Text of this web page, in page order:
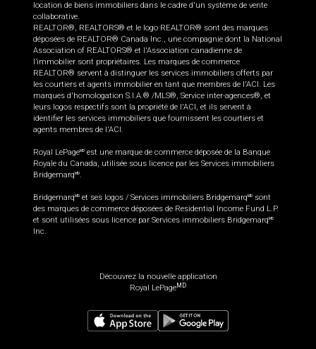
location de biens immobiliers dans le cadre d'un système de vente
collaborative.
REALTOR®, REALTORS® et le logo REALTOR® sont des marques
déposées de REALTOR® Canada Inc., une compagnie dont la National
Association of REALTORS® et l'Association canadienne de
l’immobilier sont propriétaires. Les marques de commerce
REALTOR® servent à distinguer les services immobiliers offerts par
les courtiers et agents immobilier en tant que membres de l'ACI. Les
marques d'homologation S.I.A.® /MLS®, Service inter-agences®, et
leurs logos respectifs sont la propriété de l'ACI, et ils servent à
identifier les services immobiliers que fournissent les courtiers et
agents membres de l'ACI.
Royal LePageMD est une marque de commerce déposée de la Banque
Royale du Canada, utilisée sous licence par les Services immobiliers
BridgemarqMD.
BridgemarqMD et ses logos / Services immobiliers BridgemarqMD
sont
des marques de commerce déposées de Residential Income Fund L.P.
et sont utilisées sous licence par Services immobiliers BridgemarqMD
Inc.
Découvrez la nouvelle application
Royal LePageMD